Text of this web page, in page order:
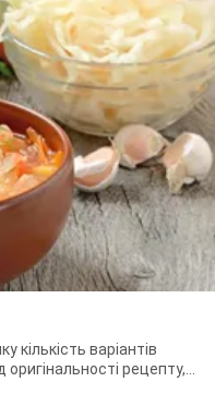
кількість варіантів
рецепту,